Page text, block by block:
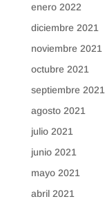
enero 2022
diciembre 2021
noviembre 2021
octubre 2021
septiembre 2021
agosto 2021
julio 2021
junio 2021
mayo 2021
abril 2021